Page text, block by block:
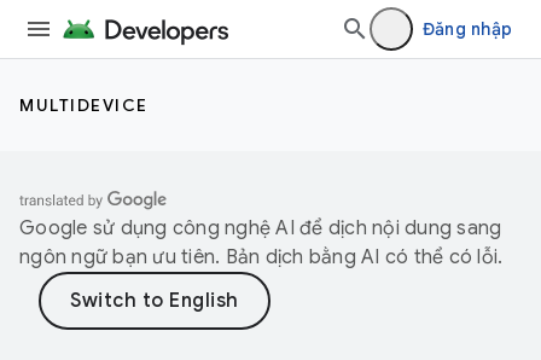
Đăng nhập
MULTIDEVICE
Google sử dụng công nghệ AI để dịch nội dung sang
ngôn ngữ bạn ưu tiên. Bản dịch bằng AI có thể có lỗi.